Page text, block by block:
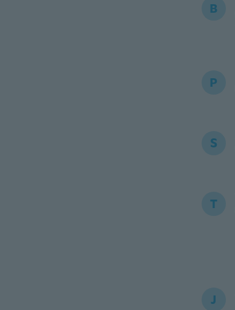
B
P
S
T
J